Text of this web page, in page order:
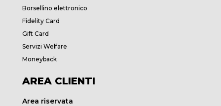
Borsellino elettronico
Fidelity Card
Gift Card
Servizi Welfare
Moneyback
AREA CLIENTI
Area riservata